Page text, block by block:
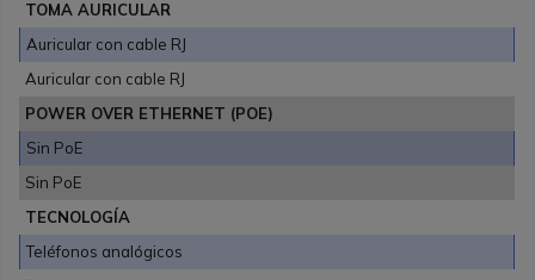
TOMA AURICULAR
Auricular con cable RJ
Auricular con cable RJ
POWER OVER ETHERNET (POE)
Sin PoE
Sin PoE
TECNOLOGÍA
Teléfonos analógicos